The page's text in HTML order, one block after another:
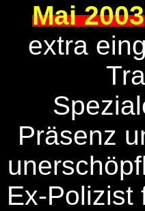
Mai 2003
extra
Präsenz
Ex-Polizist